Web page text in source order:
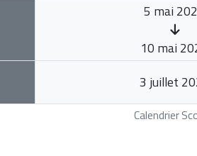
Calendrier
5 mai
10 mai
3 juillet